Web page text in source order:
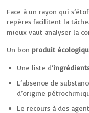
Face à un rayon qui
repères facilitent la
mieux vaut analyser la
Un bon produit
Une liste d’
L’absence de
d’origine
Le recours à des